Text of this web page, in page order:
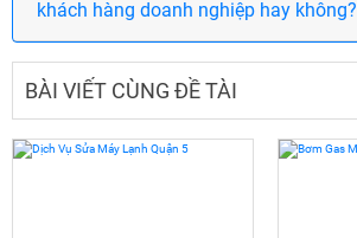
khách hàng doanh nghiệp hay không?
BÀI VIẾT CÙNG ĐỀ TÀI